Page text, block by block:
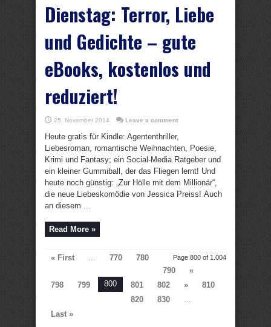
Dienstag: Terror, Liebe
und Gedichte – gute
eBooks, kostenlos und
reduziert!
25. November 2014 Leave a comment
Heute gratis für Kindle: Agententhriller,
Liebesroman, romantische Weihnachten, Poesie,
Krimi und Fantasy; ein Social-Media Ratgeber und
ein kleiner Gummiball, der das Fliegen lernt! Und
heute noch günstig: „Zur Hölle mit dem Millionär“,
die neue Liebeskomödie von Jessica Preiss! Auch
an diesem ...
Read More »
Page 800 of 1.004
« First ... 770
780
790
«
798
799 800 801 802 »
810
820
830
...
Last »